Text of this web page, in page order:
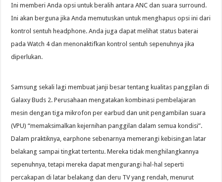
Ini memberi Anda opsi untuk beralih antara ANC dan suara surround.
Ini akan berguna jika Anda memutuskan untuk menghapus opsi ini dari
kontrol sentuh headphone. Anda juga dapat melihat status baterai
pada Watch 4 dan menonaktifkan kontrol sentuh sepenuhnya jika
diperlukan.
Samsung sekali lagi membuat janji besar tentang kualitas panggilan di
Galaxy Buds 2. Perusahaan mengatakan kombinasi pembelajaran
mesin dengan tiga mikrofon per earbud dan unit pengambilan suara
(VPU) “memaksimalkan kejernihan panggilan dalam semua kondisi”.
Dalam praktiknya, earphone sebenarnya memerangi kebisingan latar
belakang sampai tingkat tertentu. Mereka tidak menghilangkannya
sepenuhnya, tetapi mereka dapat mengurangi hal-hal seperti
percakapan di latar belakang dan deru TV yang rendah, menurut